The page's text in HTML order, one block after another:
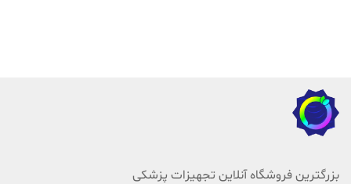
بزرگترین فروشگاه آنلاین تجهیزات پزشکی